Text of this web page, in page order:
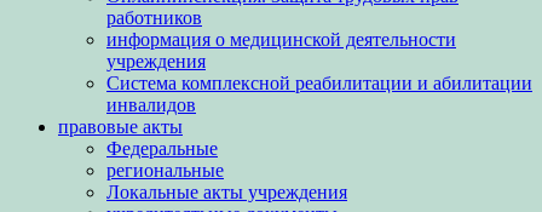
работников
информация о медицинской деятельности
учреждения
Система комплексной реабилитации и абилитации
инвалидов
правовые акты
Федеральные
региональные
Локальные акты учреждения